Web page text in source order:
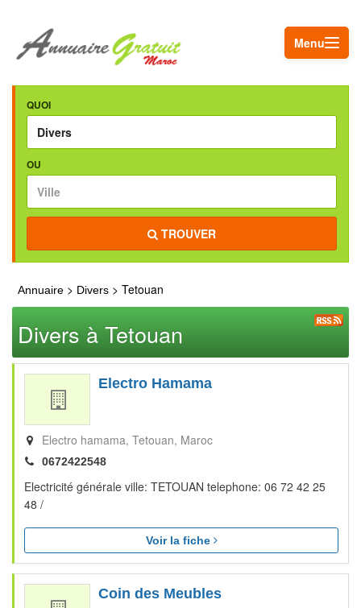
Menu
QUOI
OU
TROUVER
Annuaire > Divers > Tetouan
Divers à Tetouan
Electro Hamama
Electro hamama Tetouan Maroc
0672422548
Electricité générale ville: TETOUAN telephone: 06 72 42 25
48 /
Voir la fiche
Coin des Meubles